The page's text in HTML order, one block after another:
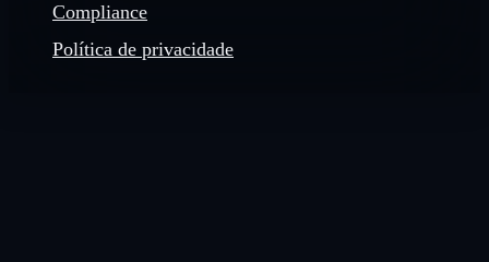
Compliance
Política de privacidade